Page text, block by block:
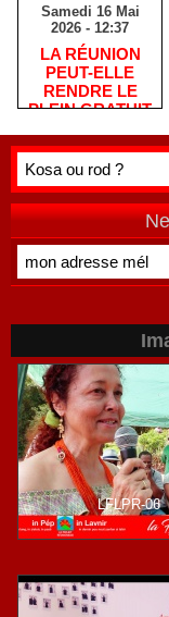
Samedi 16 Mai
2026 - 12:37
​LA RÉUNION
PEUT-ELLE
RENDRE LE
PLEIN GRATUIT
LFLPR-06